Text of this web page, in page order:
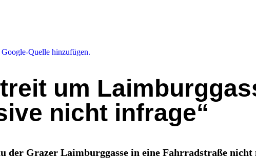
Quelle hinzufügen.
um
nicht infrage“
der Grazer Laimburggasse in eine Fahrradstraße